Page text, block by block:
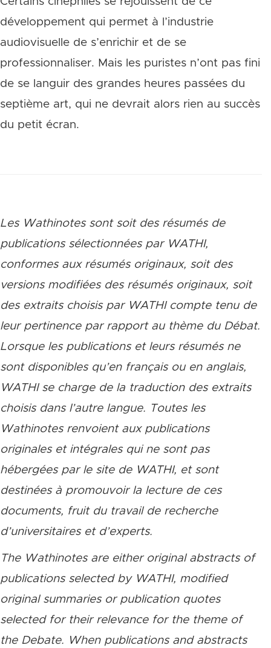
développement qui permet à l’industrie
audiovisuelle de s’enrichir et de se
professionnaliser. Mais les puristes n’ont pas fini
de se languir des grandes heures passées du
septième art, qui ne devrait alors rien au succès
du petit écran.
Les Wathinotes sont soit des résumés de
publications sélectionnées par WATHI,
conformes aux résumés originaux, soit des
versions modifiées des résumés originaux, soit
des extraits choisis par WATHI compte tenu de
leur pertinence par rapport au thème du Débat.
Lorsque les publications et leurs résumés ne
sont disponibles qu’en français ou en anglais,
WATHI se charge de la traduction des extraits
choisis dans l’autre langue. Toutes les
Wathinotes renvoient aux publications
originales et intégrales qui ne sont pas
hébergées par le site de WATHI, et sont
destinées à promouvoir la lecture de ces
documents, fruit du travail de recherche
d’universitaires et d’experts.
The Wathinotes are either original abstracts of
publications selected by WATHI, modified
original summaries or publication quotes
selected for their relevance for the theme of
the Debate. When publications and abstracts